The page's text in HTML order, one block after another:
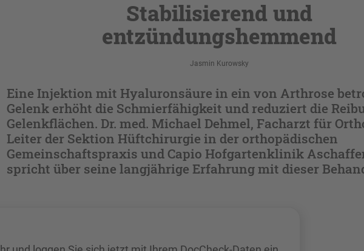
Stabilisierend und
entzündungshemmend
Jasmin Kurowsky
Eine Injektion mit Hyaluronsäure in ein von Arthrose
Gelenk erhöht die Schmierfähigkeit und reduziert die
Gelenkflächen. Dr. med. Michael Dehmel, Facharzt für
Leiter der Sektion Hüftchirurgie in der orthopädischen
Gemeinschaftspraxis und Capio Hofgartenklinik
spricht über seine langjährige Erfahrung mit dieser